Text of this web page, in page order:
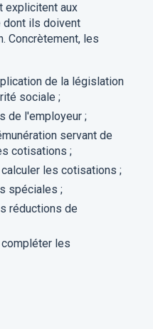
explicitent aux
dont ils doivent
Concrètement, les
de la législation
sociale ;
de l'employeur ;
servant de
cotisations ;
les cotisations ;
spéciales ;
réductions de
les